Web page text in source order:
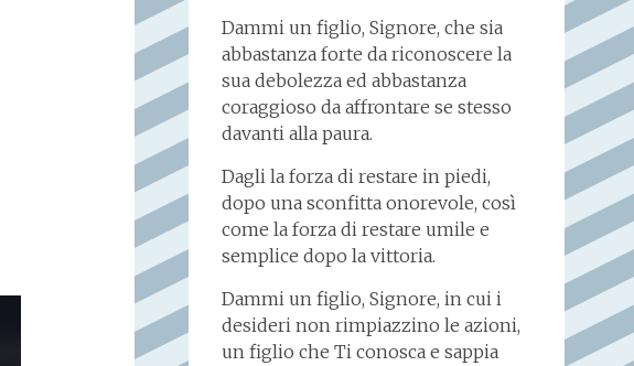
Dammi un figlio, Signore, che sia
abbastanza forte da riconoscere la
sua debolezza ed abbastanza
coraggioso da affrontare se stesso
davanti alla paura.
Dagli la forza di restare in piedi,
dopo una sconfitta onorevole, così
come la forza di restare umile e
semplice dopo la vittoria.
Dammi un figlio, Signore, in cui i
desideri non rimpiazzino le azioni,
un figlio che Ti conosca e sappia